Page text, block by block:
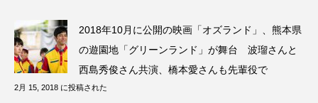
2018年10月に公開の映画「オズランド」、熊本県
の遊園地「グリーンランド」が舞台 波瑠さんと
西島秀俊さん共演、橋本愛さんも先輩役で
2月 15, 2018 に投稿された